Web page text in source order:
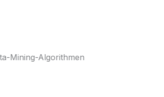
Mining-Algorithmen